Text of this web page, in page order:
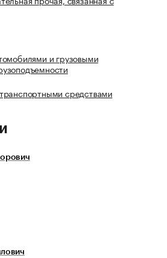
и грузовыми
средствами